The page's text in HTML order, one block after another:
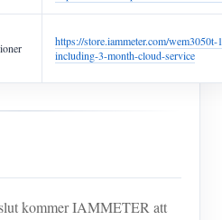
https://store.iammeter.com/
including-3-month-cloud-service
kommer IAMMETER att